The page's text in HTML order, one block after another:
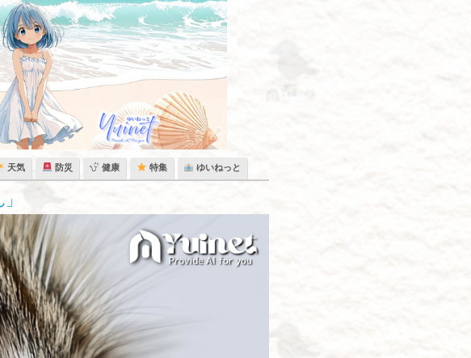
天気 防災 健康 特集 ゆいねっと